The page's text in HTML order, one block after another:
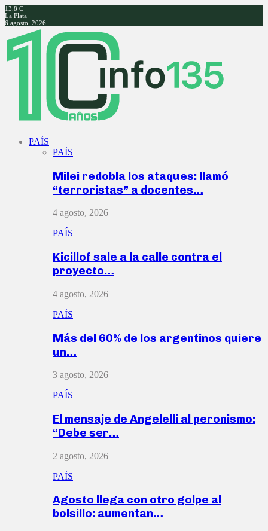
13.8 C
La Plata
6 agosto, 2026
Facebook
Twitter
Instagram
Youtube
PAÍS
PAÍS
Milei redobla los ataques: llamó
“terroristas” a docentes…
4 agosto, 2026
PAÍS
Kicillof sale a la calle contra el
proyecto…
4 agosto, 2026
PAÍS
Más del 60% de los argentinos quiere
un…
3 agosto, 2026
PAÍS
El mensaje de Angelelli al peronismo:
“Debe ser…
2 agosto, 2026
PAÍS
Agosto llega con otro golpe al
bolsillo: aumentan…